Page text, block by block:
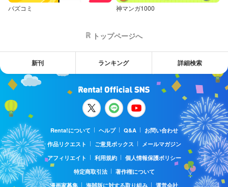
バズコミ 神マンガ1000
トップページへ
新刊 ランキング 詳細検索
Renta!について ヘルプ Q&A
お問い合わせ
作品リクエスト
ご意見ボックス
メールマガジン
アフィリエイト
利用規約
個人情報保護ポリシー
特定商取引法
著作権について
漫画家募集
海賊版に対する取り組み 運営会社